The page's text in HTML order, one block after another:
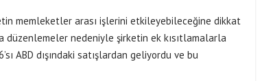
memleketler arası işlerini etkileyebileceğine dikkat
düzenlemeler nedeniyle şirketin ek kısıtlamalarla
ABD dışındaki satışlardan geliyordu ve bu